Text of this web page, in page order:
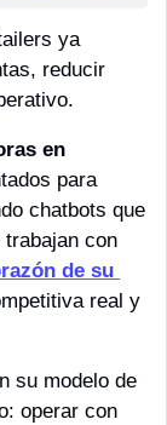
ya
reducir
en
para
chatbots que
con
de su
real y
su modelo de
operar con